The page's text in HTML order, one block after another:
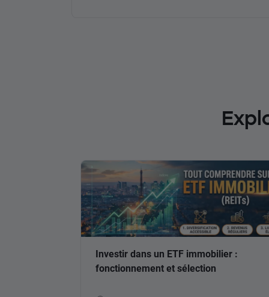
Investir dans un ETF immobilier :
fonctionnement et sélection